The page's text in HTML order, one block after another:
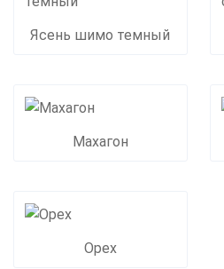
Ясень шимо темный
Махагон
Орех